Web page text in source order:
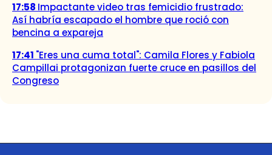
17:58 Impactante video tras femicidio frustrado:
Así habría escapado el hombre que roció con
bencina a expareja
17:41 "Eres una cuma total": Camila Flores y Fabiola
Campillai protagonizan fuerte cruce en pasillos del
Congreso